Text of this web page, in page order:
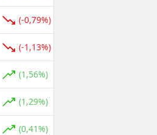
(-0,79%)
(-1,13%)
(1,56%)
(1,29%)
(0,41%)